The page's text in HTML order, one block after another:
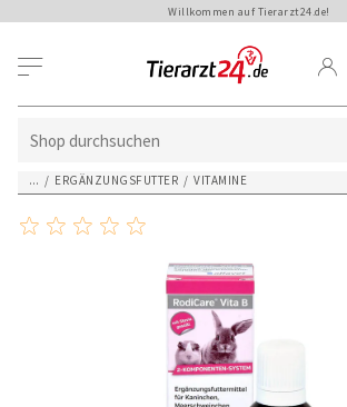
Willkommen auf Tierarzt24.de!
... / ERGÄNZUNGSFUTTER / VITAMINE